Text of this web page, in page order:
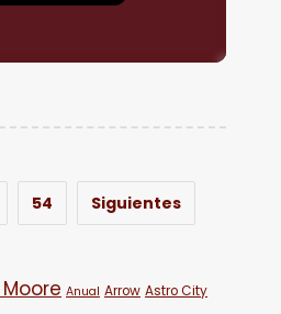
54 Siguientes
Anual Arrow Astro City